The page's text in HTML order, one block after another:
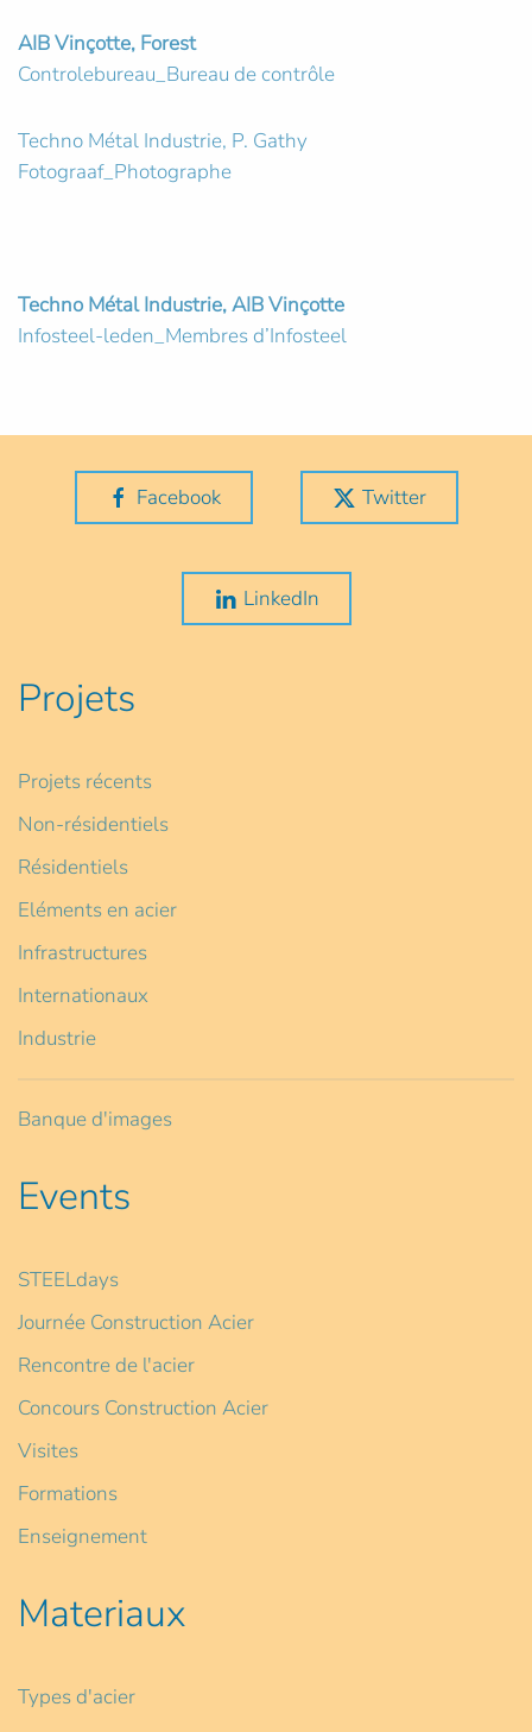
AIB Vinçotte, Forest
Controlebureau_Bureau de contrôle
Techno Métal Industrie, P. Gathy
Fotograaf_Photographe
Techno Métal Industrie, AIB Vinçotte
Infosteel-leden_Membres d’Infosteel
Facebook Twitter
LinkedIn
Projets
Projets récents
Non-résidentiels
Résidentiels
Eléments en acier
Infrastructures
Internationaux
Industrie
Banque d'images
Events
STEELdays
Journée Construction Acier
Rencontre de l'acier
Concours Construction Acier
Visites
Formations
Enseignement
Materiaux
Types d'acier